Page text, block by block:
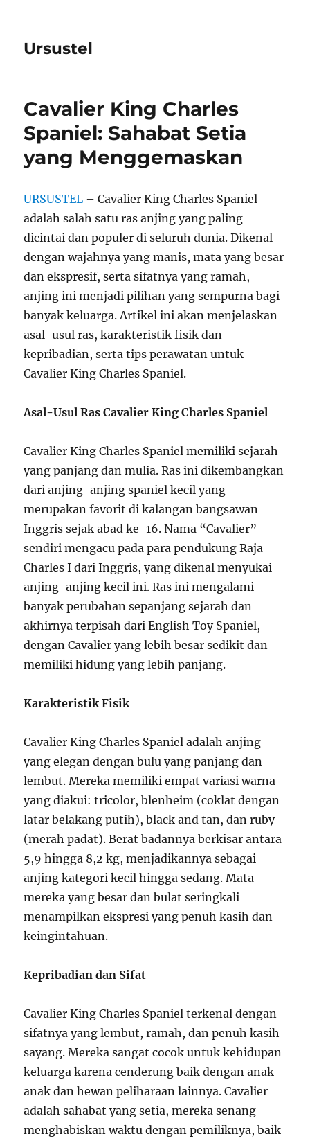
Ursustel
Cavalier King Charles
Spaniel: Sahabat Setia
yang Menggemaskan
URSUSTEL – Cavalier King Charles Spaniel
adalah salah satu ras anjing yang paling
dicintai dan populer di seluruh dunia. Dikenal
dengan wajahnya yang manis, mata yang besar
dan ekspresif, serta sifatnya yang ramah,
anjing ini menjadi pilihan yang sempurna bagi
banyak keluarga. Artikel ini akan menjelaskan
asal-usul ras, karakteristik fisik dan
kepribadian, serta tips perawatan untuk
Cavalier King Charles Spaniel.
Asal-Usul Ras Cavalier King Charles Spaniel
Cavalier King Charles Spaniel memiliki sejarah
yang panjang dan mulia. Ras ini dikembangkan
dari anjing-anjing spaniel kecil yang
merupakan favorit di kalangan bangsawan
Inggris sejak abad ke-16. Nama “Cavalier”
sendiri mengacu pada para pendukung Raja
Charles I dari Inggris, yang dikenal menyukai
anjing-anjing kecil ini. Ras ini mengalami
banyak perubahan sepanjang sejarah dan
akhirnya terpisah dari English Toy Spaniel,
dengan Cavalier yang lebih besar sedikit dan
memiliki hidung yang lebih panjang.
Karakteristik Fisik
Cavalier King Charles Spaniel adalah anjing
yang elegan dengan bulu yang panjang dan
lembut. Mereka memiliki empat variasi warna
yang diakui: tricolor, blenheim (coklat dengan
latar belakang putih), black and tan, dan ruby
(merah padat). Berat badannya berkisar antara
5,9 hingga 8,2 kg, menjadikannya sebagai
anjing kategori kecil hingga sedang. Mata
mereka yang besar dan bulat seringkali
menampilkan ekspresi yang penuh kasih dan
keingintahuan.
Kepribadian dan Sifat
Cavalier King Charles Spaniel terkenal dengan
sifatnya yang lembut, ramah, dan penuh kasih
sayang. Mereka sangat cocok untuk kehidupan
keluarga karena cenderung baik dengan anak-
anak dan hewan peliharaan lainnya. Cavalier
adalah sahabat yang setia, mereka senang
menghabiskan waktu dengan pemiliknya, baik